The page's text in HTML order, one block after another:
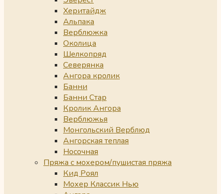
Херитайдж
Альпака
Верблюжка
Околица
Шелкопряд
Северянка
Ангора кролик
Банни
Банни Стар
Кролик Ангора
Верблюжья
Монгольский Верблюд
Ангорская теплая
Носочная
Пряжа с мохером/пушистая пряжа
Кид Роял
Мохер Классик Нью